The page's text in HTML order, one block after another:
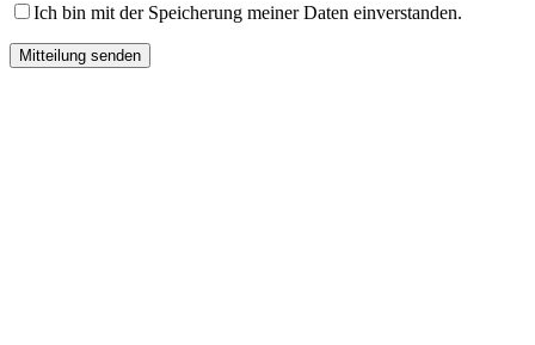
Ich bin mit der Speicherung meiner Daten einverstanden.